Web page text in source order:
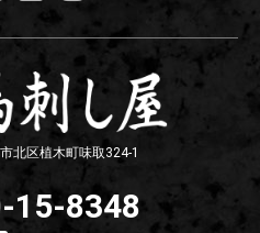
北区植木町味取324-1
15-8348